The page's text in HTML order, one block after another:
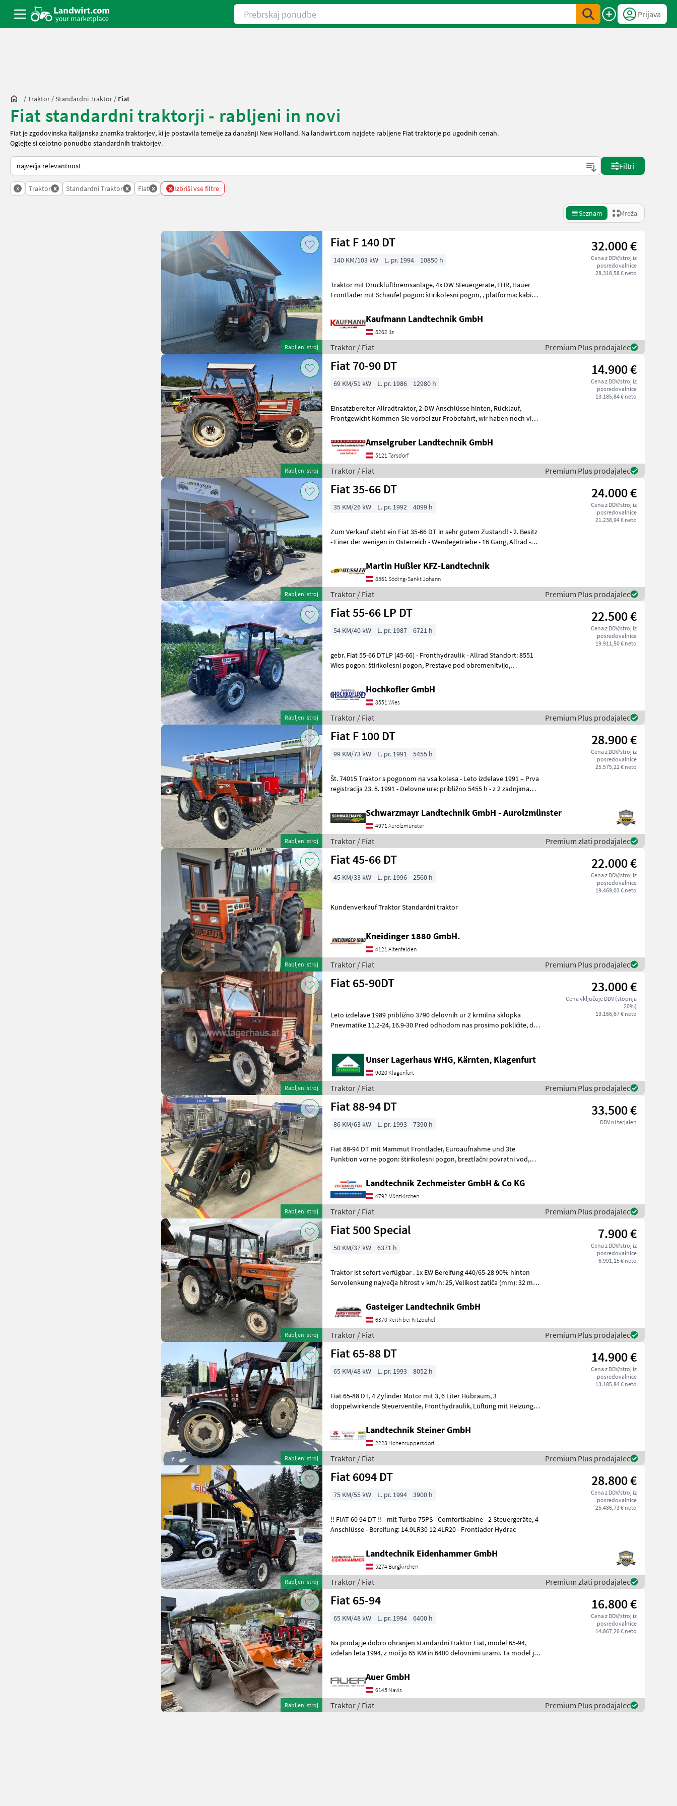
Prebrskaj ponudbe
Prijava
/Traktor /Standardni Traktor / Fiat
Fiat standardni traktorji - rabljeni in novi
Fiat je zgodovinska italijanska znamka traktorjev, ki je postavila temelje za današnji New Holland. Na landwirt.com najdete rabljene Fiat traktorje po ugodnih cenah.
Oglejte si celotno ponudbo standardnih traktorjev.
Tako je razvrščeno na Landwirt.com
Filtri
x Traktor x Standardni Traktor x Fiat x x Izbriši vse filtre
Seznam Mreža
Rabljeni stroj
Fiat F 140 DT 32.000 €
Cena z DDV/stroj iz
posredovalnice
28.318,58 € neto
140 KM/103 kW L. pr. 1994 10850 h
Traktor mit Druckluftbremsanlage, 4x DW Steuergeräte, EHR, Hauer
Frontlader mit Schaufel pogon: štirikolesni pogon, , platforma: kabina,
Kaufmann Landtechnik GmbH
8262 Ilz
Traktor / Fiat Premium Plus prodajalec
Rabljeni stroj
Fiat 70-90 DT 14.900 €
Cena z DDV/stroj iz
posredovalnice
13.185,84 € neto
69 KM/51 kW L. pr. 1986 12980 h
Einsatzbereiter Allradtraktor, 2-DW Anschlüsse hinten, Rücklauf,
Frontgewicht Kommen Sie vorbei zur Probefahrt, wir haben noch viele
Amselgruber Landtechnik GmbH
5121 Tarsdorf
Traktor / Fiat Premium Plus prodajalec
Rabljeni stroj
Fiat 35-66 DT 24.000 €
Cena z DDV/stroj iz
posredovalnice
21.238,94 € neto
35 KM/26 kW L. pr. 1992 4099 h
Zum Verkauf steht ein Fiat 35-66 DT in sehr gutem Zustand! • 2. Besitz
• Einer der wenigen in Österreich • Wendegetriebe • 16 Gang, Allrad •
Martin Hußler KFZ-Landtechnik
8561 Söding-Sankt Johann
Traktor / Fiat Premium Plus prodajalec
Rabljeni stroj
Fiat 55-66 LP DT 22.500 €
Cena z DDV/stroj iz
posredovalnice
19.911,50 € neto
54 KM/40 kW L. pr. 1987 6721 h
gebr. Fiat 55-66 DTLP (45-66) - Fronthydraulik - Allrad Standort: 8551
Wies pogon: štirikolesni pogon, Prestave pod obremenitvijo,
Hochkofler GmbH
8551 Wies
Traktor / Fiat Premium Plus prodajalec
Rabljeni stroj
Fiat F 100 DT 28.900 €
Cena z DDV/stroj iz
posredovalnice
25.575,22 € neto
99 KM/73 kW L. pr. 1991 5455 h
Št. 74015 Traktor s pogonom na vsa kolesa - Leto izdelave 1991 – Prva
registracija 23. 8. 1991 - Delovne ure: približno 5455 h - z 2 zadnjima
Schwarzmayr Landtechnik GmbH - Aurolzmünster
4971 Aurolzmünster
Traktor / Fiat Premium zlati prodajalec
Rabljeni stroj
Fiat 45-66 DT 22.000 €
Cena z DDV/stroj iz
posredovalnice
19.469,03 € neto
45 KM/33 kW L. pr. 1996 2560 h
Kundenverkauf Traktor Standardni traktor
Kneidinger 1880 GmbH.
4121 Altenfelden
Traktor / Fiat Premium Plus prodajalec
Rabljeni stroj
Fiat 65-90DT 23.000 €
Cena vključuje DDV (stopnja
20%)
19.166,67 € neto
Leto izdelave 1989 približno 3790 delovnih ur 2 krmilna sklopka
Pnevmatike 11.2-24, 16.9-30 Pred odhodom nas prosimo pokličite, da
Unser Lagerhaus WHG, Kärnten, Klagenfurt
9020 Klagenfurt
Traktor / Fiat Premium Plus prodajalec
Rabljeni stroj
Fiat 88-94 DT 33.500 €
DDV ni terjalen
86 KM/63 kW L. pr. 1993 7390 h
Fiat 88-94 DT mit Mammut Frontlader, Euroaufnahme und 3te
Funktion vorne pogon: štirikolesni pogon, breztlačni povratni vod,
Landtechnik Zechmeister GmbH & Co KG
4792 Münzkirchen
Traktor / Fiat Premium Plus prodajalec
Rabljeni stroj
Fiat 500 Special 7.900 €
Cena z DDV/stroj iz
posredovalnice
6.991,15 € neto
50 KM/37 kW 6371 h
Traktor ist sofort verfügbar . 1x EW Bereifung 440/65-28 90% hinten
Servolenkung največja hitrost v km/h: 25, Velikost zatiča (mm): 32 mm,
Gasteiger Landtechnik GmbH
6370 Reith bei Kitzbühel
Traktor / Fiat Premium Plus prodajalec
Rabljeni stroj
Fiat 65-88 DT 14.900 €
Cena z DDV/stroj iz
posredovalnice
13.185,84 € neto
65 KM/48 kW L. pr. 1993 8052 h
Fiat 65-88 DT, 4 Zylinder Motor mit 3, 6 Liter Hubraum, 3
doppelwirkende Steuerventile, Fronthydraulik, Lüftung mit Heizung,
Landtechnik Steiner GmbH
2223 Hohenruppersdorf
Traktor / Fiat Premium Plus prodajalec
Rabljeni stroj
Fiat 6094 DT 28.800 €
Cena z DDV/stroj iz
posredovalnice
25.486,73 € neto
75 KM/55 kW L. pr. 1994 3900 h
!! FIAT 60 94 DT !! - mit Turbo 75PS - Comfortkabine - 2 Steuergeräte, 4
Anschlüsse - Bereifung: 14.9LR30 12.4LR20 - Frontlader Hydrac
Landtechnik Eidenhammer GmbH
5274 Burgkirchen
Traktor / Fiat Premium zlati prodajalec
Rabljeni stroj
Fiat 65-94 16.800 €
Cena z DDV/stroj iz
posredovalnice
14.867,26 € neto
65 KM/48 kW L. pr. 1994 6400 h
Na prodaj je dobro ohranjen standardni traktor Fiat, model 65-94,
izdelan leta 1994, z močjo 65 KM in 6400 delovnimi urami. Ta model je
Auer GmbH
6145 Navis
Traktor / Fiat Premium Plus prodajalec